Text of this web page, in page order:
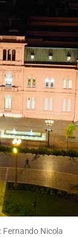
Fernando Nicola